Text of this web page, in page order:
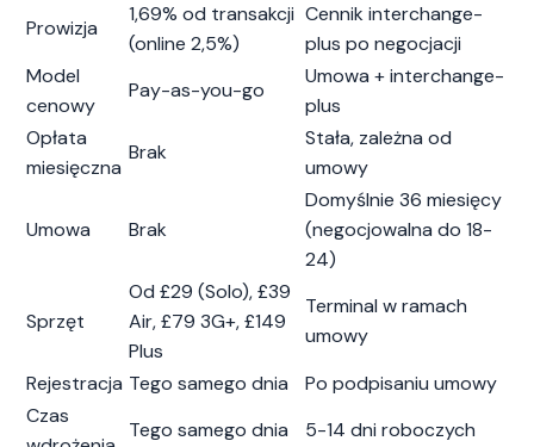
Prowizja
1,69% od transakcji
(online 2,5%)
Cennik interchange-
plus po negocjacji
Model
cenowy
Pay-as-you-go
Umowa + interchange-
plus
Opłata
miesięczna
Brak
Stała, zależna od
umowy
Umowa Brak
Domyślnie 36 miesięcy
(negocjowalna do 18-
24)
Sprzęt
Od £29 (Solo), £39
Air, £79 3G+, £149
Plus
Terminal w ramach
umowy
Rejestracja Tego samego dnia
Po podpisaniu umowy
Czas
Tego samego dnia 5-14 dni roboczych